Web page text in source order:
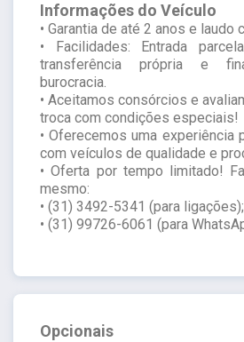
Informações do Veículo
• Garantia de até 2 anos e laudo
• Facilidades: Entrada
transferência própria e
burocracia.
• Aceitamos consórcios e
troca com condições especiais!
• Oferecemos uma experiência
com veículos de qualidade e
• Oferta por tempo limitado!
mesmo:
• (31) 3492-5341 (para ligações);
• (31) 99726-6061 (para
Opcionais